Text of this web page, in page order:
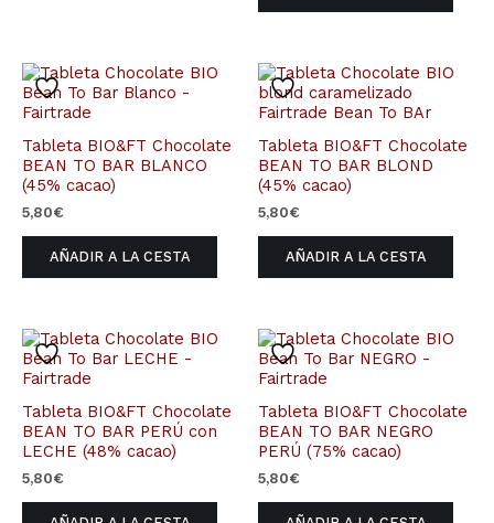
Tableta BIO&FT Chocolate
BEAN TO BAR BLANCO
(45% cacao)
5,80€
AÑADIR A LA CESTA
Tableta BIO&FT Chocolate
BEAN TO BAR BLOND
(45% cacao)
5,80€
AÑADIR A LA CESTA
Tableta BIO&FT Chocolate
BEAN TO BAR PERÚ con
LECHE (48% cacao)
5,80€
Tableta BIO&FT Chocolate
BEAN TO BAR NEGRO
PERÚ (75% cacao)
5,80€